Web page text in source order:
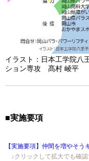
イラスト：日本工学院
ション専攻 髙村 崚平
■実施要項
【実施要項】仲間を増やそ
↓クリックして拡大でも確認